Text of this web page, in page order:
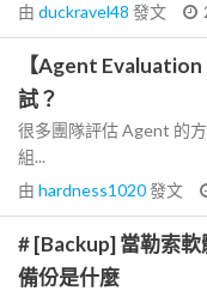
由 duckravel48 發文
【Agent
試？
很多團隊評估 Agent 的
組...
由 hardness1020發文
# [Backup] 當勒索
備份是什麼